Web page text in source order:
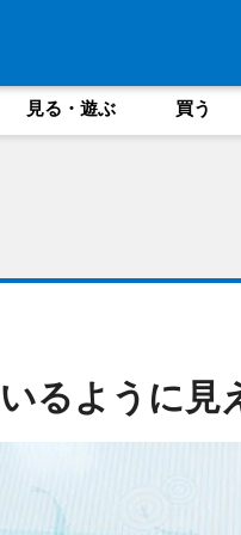
見る・遊ぶ 買う
るように見